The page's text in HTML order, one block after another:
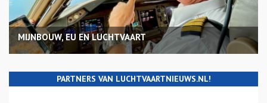
MIJNBOUW, EU EN LUCHTVAART
PARTNERS VAN LUCHTVAARTNIEUWS.NL!